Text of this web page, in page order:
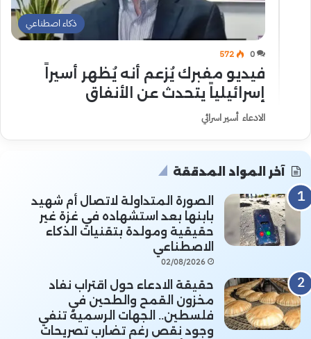
ذكاء اصطناعي
0
572
فيديو مفبرك يُزعم أنه يُظهر أسيراً
إسرائيلياً يتحدث عن الأنفاق
الادعاء أسير اسرائي
آخر المواد المدققة
الصورة المتداولة لاتصال أم شهيد
بابنها بعد استشهاده في غزة غير
حقيقية ومولدة بتقنيات الذكاء
الاصطناعي
02/08/2026
حقيقة الادعاء حول اقتراب نفاد
مخزون القمح والطحين في
فلسطين.. الجهات الرسمية تنفي
وجود نقص رغم تضارب تصريحات